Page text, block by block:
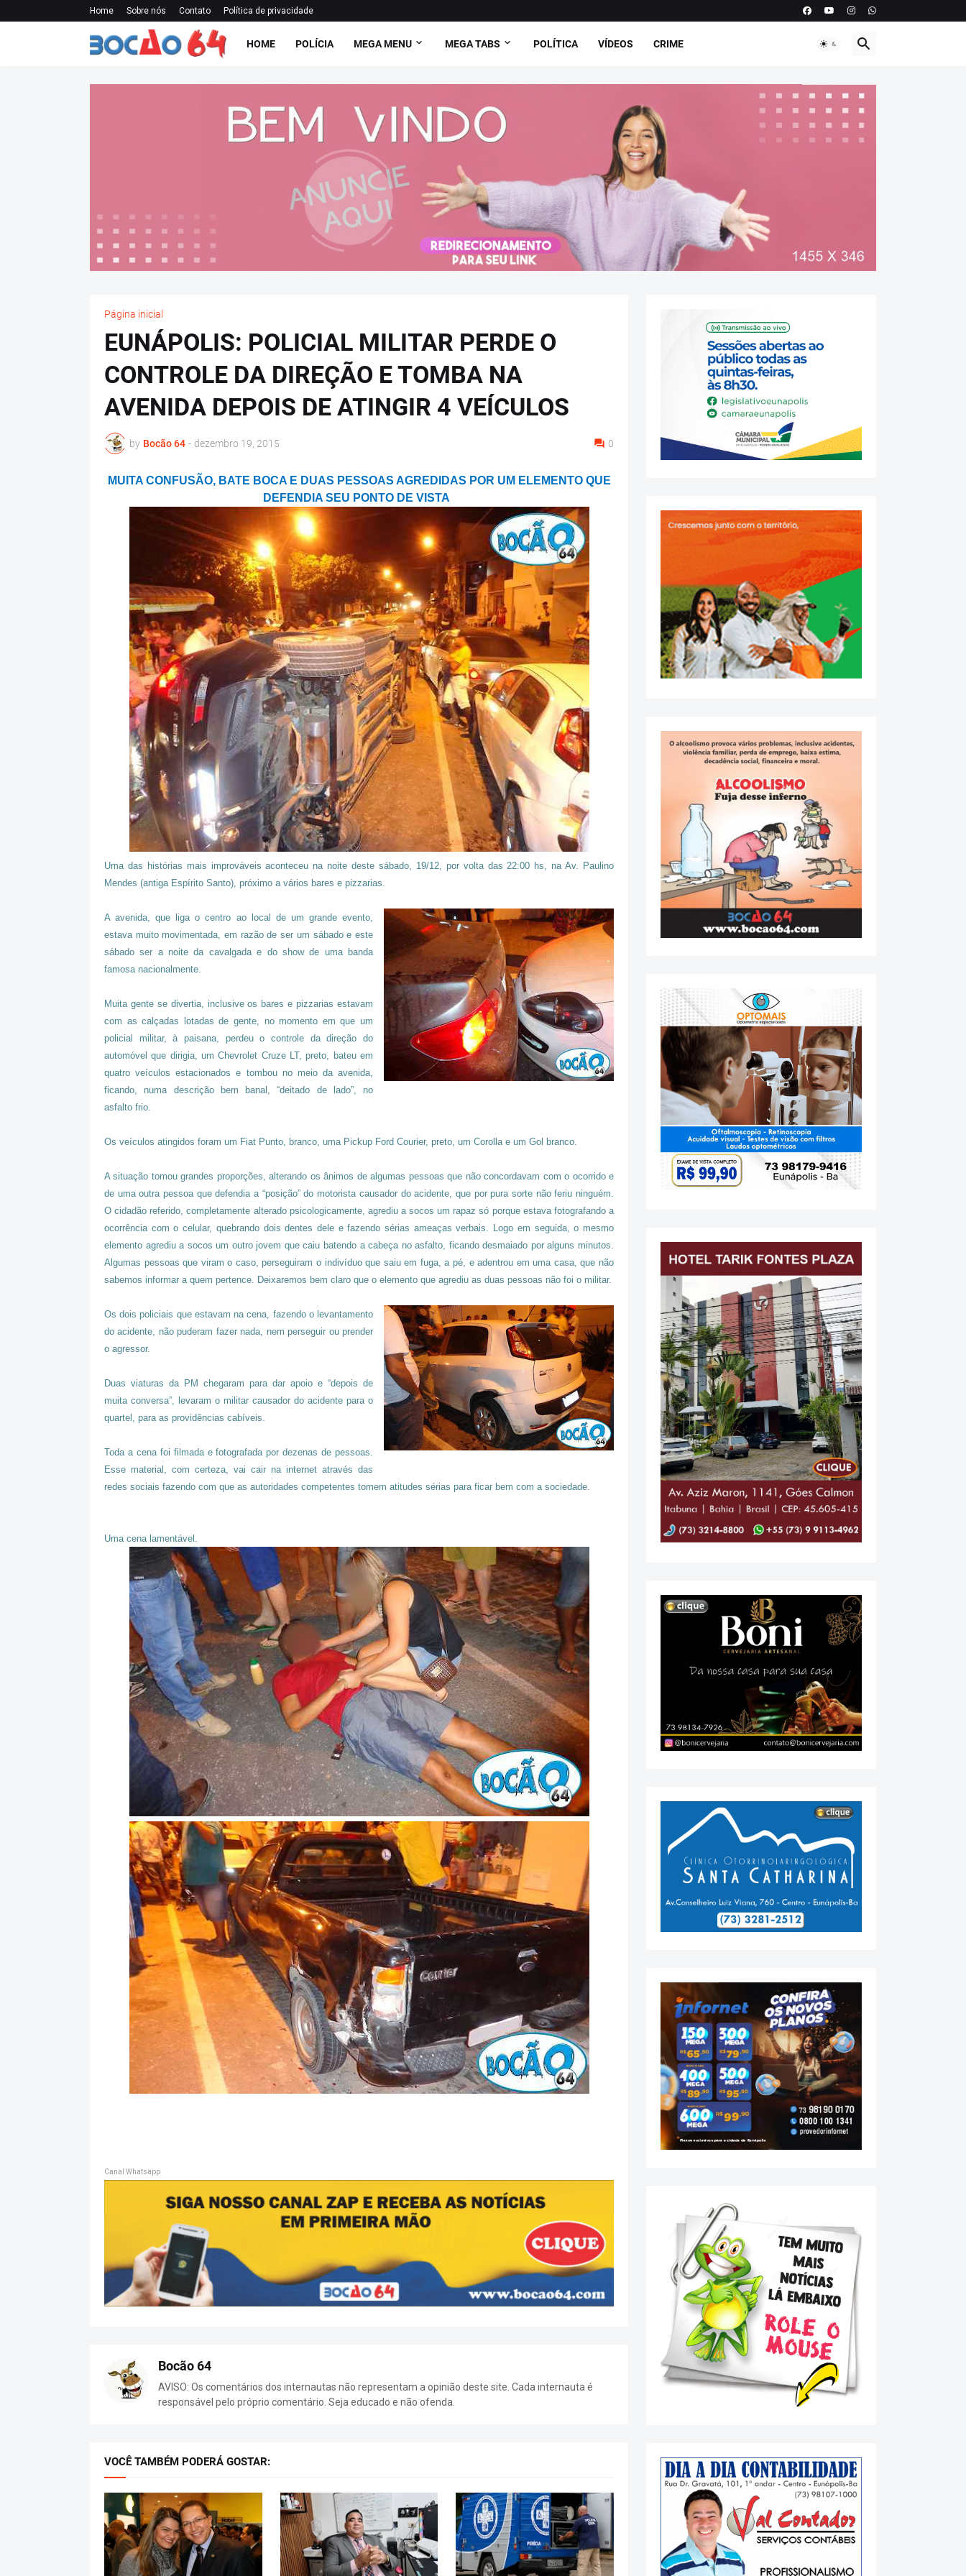
Home Sobre nós Contato Política de privacidade
HOME POLÍCIA MEGA MENU MEGA TABS POLÍTICA VÍDEOS CRIME
Página inicial
EUNÁPOLIS: POLICIAL MILITAR PERDE O
CONTROLE DA DIREÇÃO E TOMBA NA
AVENIDA DEPOIS DE ATINGIR 4 VEÍCULOS
by Bocão 64 - dezembro 19, 2015 0
MUITA CONFUSÃO, BATE BOCA E DUAS PESSOAS AGREDIDAS POR UM ELEMENTO QUE
DEFENDIA SEU PONTO DE VISTA
Uma das histórias mais improváveis aconteceu na noite deste sábado, 19/12, por volta das 22:00 hs, na Av. Paulino
Mendes (antiga Espírito Santo), próximo a vários bares e pizzarias.
A avenida, que liga o centro ao local de um grande evento,
estava muito movimentada, em razão de ser um sábado e este
sábado ser a noite da cavalgada e do show de uma banda
famosa nacionalmente.
Muita gente se divertia, inclusive os bares e pizzarias estavam
com as calçadas lotadas de gente, no momento em que um
policial militar, à paisana, perdeu o controle da direção do
automóvel que dirigia, um Chevrolet Cruze LT, preto, bateu em
quatro veículos estacionados e tombou no meio da avenida,
ficando, numa descrição bem banal, “deitado de lado”, no
asfalto frio.
Os veículos atingidos foram um Fiat Punto, branco, uma Pickup Ford Courier, preto, um Corolla e um Gol branco.
A situação tomou grandes proporções, alterando os ânimos de algumas pessoas que não concordavam com o ocorrido e
de uma outra pessoa que defendia a “posição” do motorista causador do acidente, que por pura sorte não feriu ninguém.
O cidadão referido, completamente alterado psicologicamente, agrediu a socos um rapaz só porque estava fotografando a
ocorrência com o celular, quebrando dois dentes dele e fazendo sérias ameaças verbais. Logo em seguida, o mesmo
elemento agrediu a socos um outro jovem que caiu batendo a cabeça no asfalto, ficando desmaiado por alguns minutos.
Algumas pessoas que viram o caso, perseguiram o indivíduo que saiu em fuga, a pé, e adentrou em uma casa, que não
sabemos informar a quem pertence. Deixaremos bem claro que o elemento que agrediu as duas pessoas não foi o militar.
Os dois policiais que estavam na cena, fazendo o levantamento
do acidente, não puderam fazer nada, nem perseguir ou prender
o agressor.
Duas viaturas da PM chegaram para dar apoio e “depois de
muita conversa”, levaram o militar causador do acidente para o
quartel, para as providências cabíveis.
Toda a cena foi filmada e fotografada por dezenas de pessoas.
Esse material, com certeza, vai cair na internet através das
redes sociais fazendo com que as autoridades competentes tomem atitudes sérias para ficar bem com a sociedade.
Uma cena lamentável.
Canal Whatsapp
Bocão 64
AVISO: Os comentários dos internautas não representam a opinião deste site. Cada internauta é
responsável pelo próprio comentário. Seja educado e não ofenda.
VOCÊ TAMBÉM PODERÁ GOSTAR: